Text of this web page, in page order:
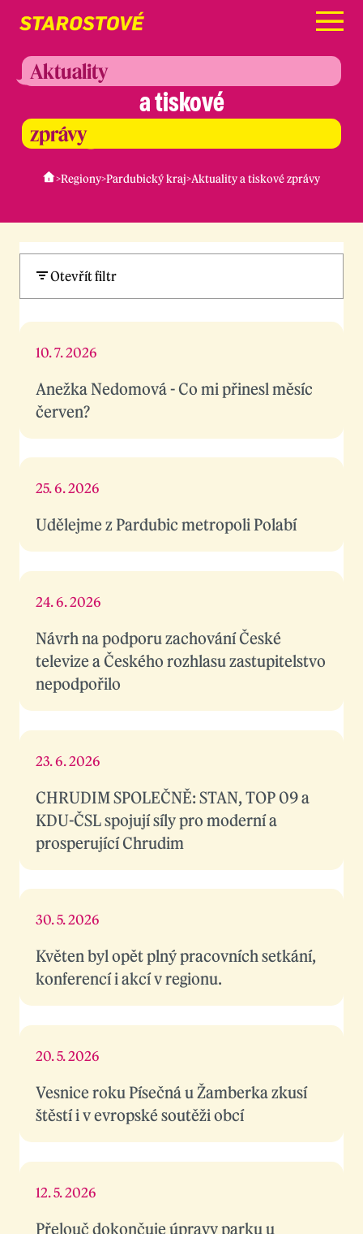
Menu
Aktuality
a tiskové
zprávy
>Regiony>Pardubický kraj>Aktuality a tiskové zprávy
Otevřít filtr
Anežka Nedomová - Co mi přinesl měsíc
červen?
10. 7. 2026
Udělejme z Pardubic metropoli Polabí
25. 6. 2026
Návrh na podporu zachování České
televize a Českého rozhlasu zastupitelstvo
nepodpořilo
24. 6. 2026
CHRUDIM SPOLEČNĚ: STAN, TOP 09 a
KDU-ČSL spojují síly pro moderní a
prosperující Chrudim
23. 6. 2026
Květen byl opět plný pracovních setkání,
konferencí i akcí v regionu.
30. 5. 2026
Vesnice roku Písečná u Žamberka zkusí
štěstí i v evropské soutěži obcí
20. 5. 2026
Přelouč dokončuje úpravy parku u
12. 5. 2026